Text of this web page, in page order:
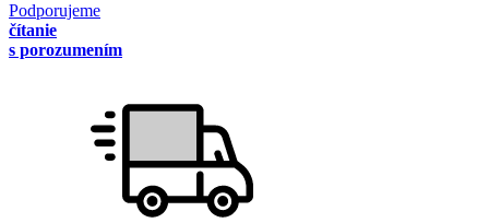
Podporujeme
čítanie
s porozumením